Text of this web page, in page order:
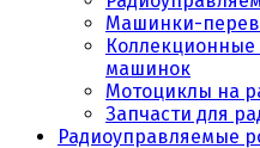
Машинки-
машинок
Мотоциклы на
Запчасти для
Радиоуправляемые